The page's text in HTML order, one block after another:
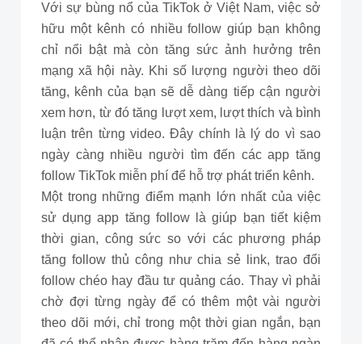
Với sự bùng nổ của TikTok ở Việt Nam, việc sở
hữu một kênh có nhiều follow giúp bạn không
chỉ nổi bật mà còn tăng sức ảnh hưởng trên
mạng xã hội này. Khi số lượng người theo dõi
tăng, kênh của bạn sẽ dễ dàng tiếp cận người
xem hơn, từ đó tăng lượt xem, lượt thích và bình
luận trên từng video. Đây chính là lý do vì sao
ngày càng nhiều người tìm đến các app tăng
follow TikTok miễn phí để hỗ trợ phát triển kênh.
Một trong những điểm mạnh lớn nhất của việc
sử dụng app tăng follow là giúp bạn tiết kiệm
thời gian, công sức so với các phương pháp
tăng follow thủ công như chia sẻ link, trao đổi
follow chéo hay đầu tư quảng cáo. Thay vì phải
chờ đợi từng ngày để có thêm một vài người
theo dõi mới, chỉ trong một thời gian ngắn, bạn